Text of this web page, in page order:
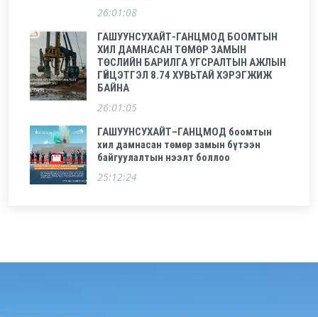
26:01:08
ГАШУУНСУХАЙТ-ГАНЦМОД БООМТЫН
ХИЛ ДАМНАСАН ТӨМӨР ЗАМЫН
ТӨСЛИЙН БАРИЛГА УГСРАЛТЫН АЖЛЫН
ГҮЙЦЭТГЭЛ 8.74 ХУВЬТАЙ ХЭРЭГЖИЖ
БАЙНА
26:01:05
ГАШУУНСУХАЙТ–ГАНЦМОД боомтын
хил дамнасан төмөр замын бүтээн
байгуулалтын нээлт боллоо
25:12:24